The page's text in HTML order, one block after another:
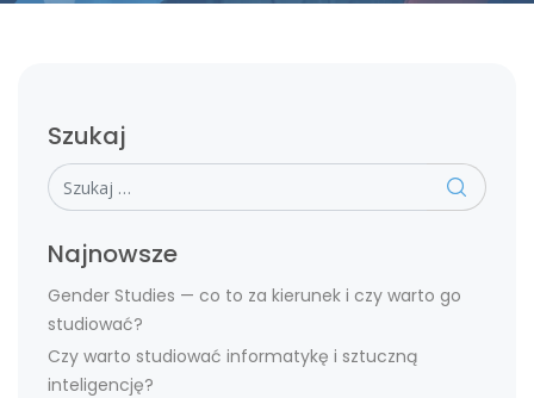
Szukaj
Szukaj
Najnowsze
Gender Studies — co to za kierunek i czy warto go
studiować?
Czy warto studiować informatykę i sztuczną
inteligencję?